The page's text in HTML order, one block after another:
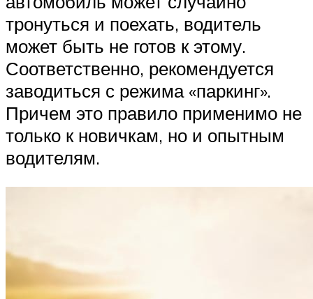
тронуться и поехать, водитель
может быть не готов к этому.
Соответственно, рекомендуется
заводиться с режима «паркинг».
Причем это правило применимо не
только к новичкам, но и опытным
водителям.